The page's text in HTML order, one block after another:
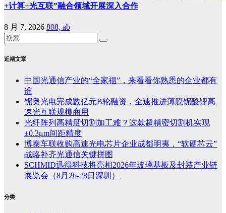
+计算+光互联”融合领域开展深入合作
8 月 7, 2026 808, ab
近期文章
中国光通信产业的“全家福”，来看看你熟悉的企业都有
谁
铌奥光电完成数亿元B轮融资，全速推进薄膜铌酸锂高
速光互联规模商用
光纤阵列高精度切割加工难？这款超精密切割机实现
±0.3μm间距精度
博泰车联收购高速光电芯片企业成都明夷，“软硬芯云”
战略补齐光通信关键拼图
SCHMID迅得科技将亮相2026年玻璃基板及封装产业链
展览会（8月26-28日深圳）
分类